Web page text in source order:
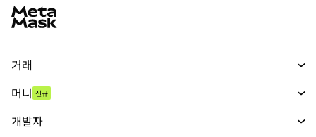
거래
무기한 선물
머니 신규
개발자